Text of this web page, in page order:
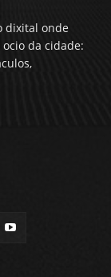
dixital onde
da cidade: